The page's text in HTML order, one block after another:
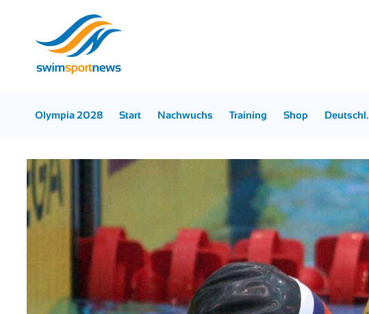
Olympia 2028 Start Nachwuchs Training Shop Deutschl.